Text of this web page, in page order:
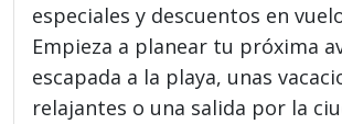
especiales y descuentos en
Empieza a planear tu próxima
escapada a la playa, unas
relajantes o una salida por la